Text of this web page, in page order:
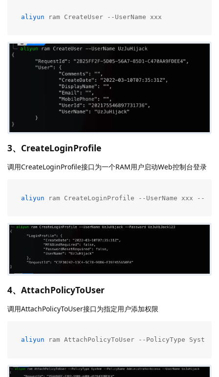
aliyun ram CreateUser --UserName xxx
3、CreateLoginProfile
调用CreateLoginProfile接口为一个RAM用户启动Web控制台登录
aliyun ram CreateLoginProfile --UserName xxx --
4、AttachPolicyToUser
调用AttachPolicyToUser接口为指定用户添加权限
aliyun ram AttachPolicyToUser --PolicyType System